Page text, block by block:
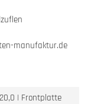
manufaktur.de
| Frontplatte